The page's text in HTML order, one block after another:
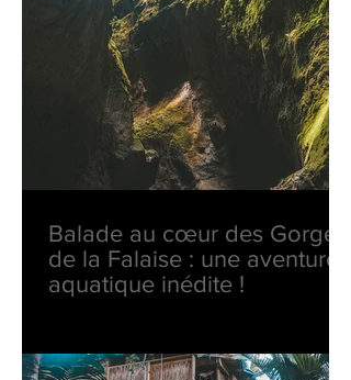
Balade au cœur des Gorges
de la Falaise : une aventure
aquatique inédite !